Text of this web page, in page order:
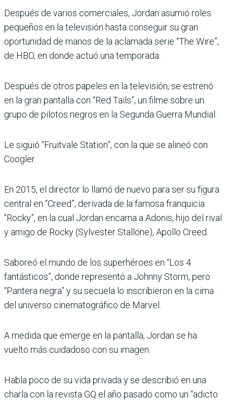
Después de varios comerciales, Jordan asumió roles
pequeños en la televisión hasta conseguir su gran
oportunidad de manos de la aclamada serie “The Wire”,
de HBO, en donde actuó una temporada.
Después de otros papeles en la televisión, se estrenó
en la gran pantalla con “Red Tails”, un filme sobre un
grupo de pilotos negros en la Segunda Guerra Mundial.
Le siguió “Fruitvale Station”, con la que se alineó con
Coogler.
En 2015, el director lo llamó de nuevo para ser su figura
central en “Creed”, derivada de la famosa franquicia
“Rocky”, en la cual Jordan encarna a Adonis, hijo del rival
y amigo de Rocky (Sylvester Stallone), Apollo Creed.
Saboreó el mundo de los superhéroes en “Los 4
fantásticos”, donde representó a Johnny Storm, pero
“Pantera negra” y su secuela lo inscribieron en la cima
del universo cinematográfico de Marvel.
A medida que emerge en la pantalla, Jordan se ha
vuelto más cuidadoso con su imagen.
Habla poco de su vida privada y se describió en una
charla con la revista GQ el año pasado como un “adicto